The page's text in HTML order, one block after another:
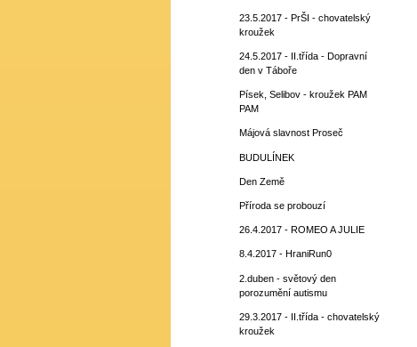
23.5.2017 - PrŠI - chovatelský
kroužek
24.5.2017 - II.třída - Dopravní
den v Táboře
Písek, Selibov - kroužek PAM
PAM
Májová slavnost Proseč
BUDULÍNEK
Den Země
Příroda se probouzí
26.4.2017 - ROMEO A JULIE
8.4.2017 - HraniRun0
2.duben - světový den
porozumění autismu
29.3.2017 - II.třída - chovatelský
kroužek